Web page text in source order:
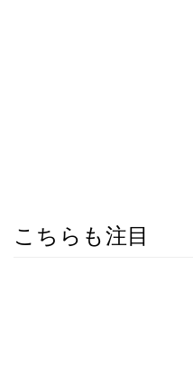
こちらも注目